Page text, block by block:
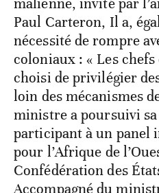
malienne, invité par
Paul Carteron, Il a,
nécessité de rompre
coloniaux : « Les chefs
choisi de privilégier
loin des mécanismes
ministre a poursuivi
participant à un panel
pour l’Afrique de
Confédération des
Accompagné du